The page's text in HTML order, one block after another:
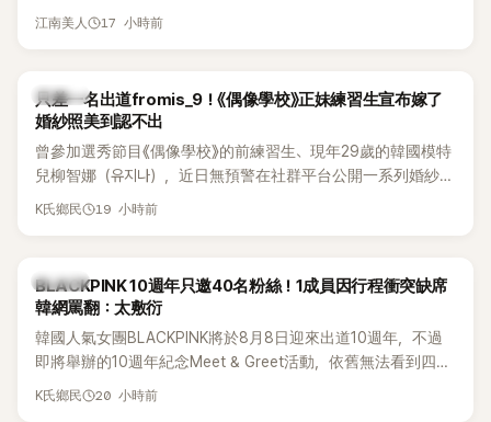
起踏上瑞士之旅，也讓粉絲紛紛好奇：「他們到底是怎麼認識
江南美人 17 小時前
K-POP
只差一名出道fromis_9！《偶像學校》正妹練習生宣布嫁了
婚紗照美到認不出
曾參加選秀節目《偶像學校》的前練習生、現年29歲的韓國模特
兒柳智娜（유지나），近日無預警在社群平台公開一系列婚紗
照，親自宣布即將步入婚姻，消息曝光後讓不少曾追看節目的
K氏鄉民 19 小時前
K-POP
BLACKPINK 10週年只邀40名粉絲！1成員因行程衝突缺席
韓網罵翻：太敷衍
韓國人氣女團BLACKPINK將於8月8日迎來出道10週年，不過
即將舉辦的10週年紀念Meet & Greet活動，依舊無法看到四人
合體。根據韓媒《MyDaily》7日報導，當天將由Jisoo（智秀）、
K氏鄉民 20 小時前